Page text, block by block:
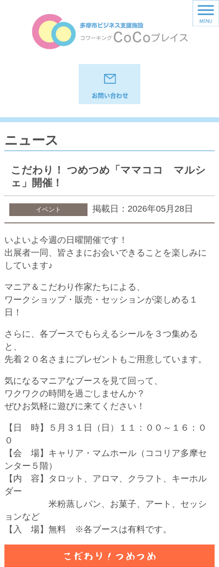
ニュース
こだわり！ つめつめ「ママココ マルシ
ェ」開催！
イベント 掲載日：2026年05月28日
いよいよ今週の日曜開催です！
出展者一同、皆さまにお会いできることを楽しみに
しています♪
マニア＆こだわり作家たちによる、
ワークショップ・販売・セッションが楽しめる１
日！
さらに、各ブースでもらえるシールを３つ集める
と、
先着２０名さまにプレゼントもご用意しています。
気になるマニアなブースを見て回って、
ワクワクの時間を過ごしませんか？
ぜひお気軽に遊びに来てください！
【日 時】５月３１日（日）１１：００～１６：０
０
【会 場】キャリア・マムホール（ココリア多摩セ
ンター５階）
【内 容】タロット、アロマ、クラフト、キーホル
ダー
米粉蒸しパン、お菓子、アート、セッシ
ョンなど
【入 場】無料 ※各ブースは有料です。